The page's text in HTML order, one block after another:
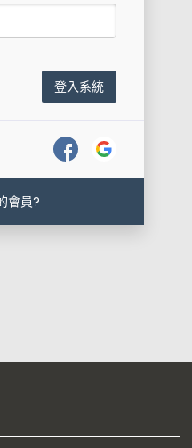
登入系統
會員?